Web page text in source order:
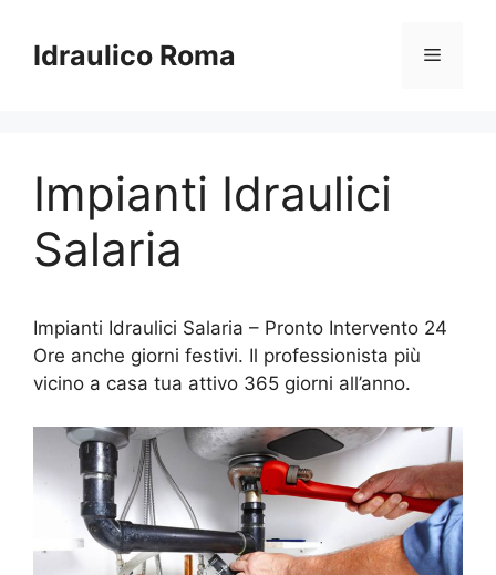
contenuto
Idraulico Roma Menu
Impianti Idraulici
Salaria
Impianti Idraulici Salaria – Pronto Intervento 24
Ore anche giorni festivi. Il professionista più
vicino a casa tua attivo 365 giorni all’anno.